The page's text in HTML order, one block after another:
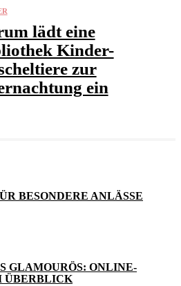
lädt eine
Kinder-
zur
ein
BESONDERE ANLÄSSE
GLAMOURÖS: ONLINE-
ÜBERBLICK